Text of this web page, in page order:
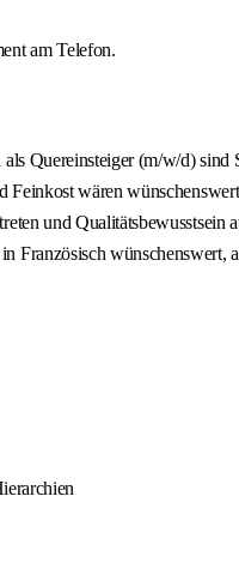
am Telefon.
Quereinsteiger (m/w/d)
Feinkost wären
und Qualitätsbewusstsein
Französisch wünschenswert,